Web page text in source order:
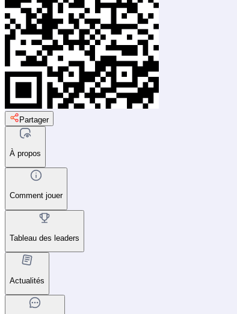
Partager
À propos
Comment jouer
Tableau des leaders
Actualités